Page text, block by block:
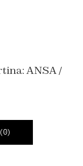
ANSA /
(0)